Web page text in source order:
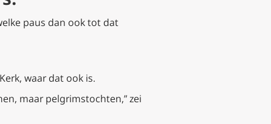
paus dan ook tot dat
waar dat ook is.
maar pelgrimstochten,” zei